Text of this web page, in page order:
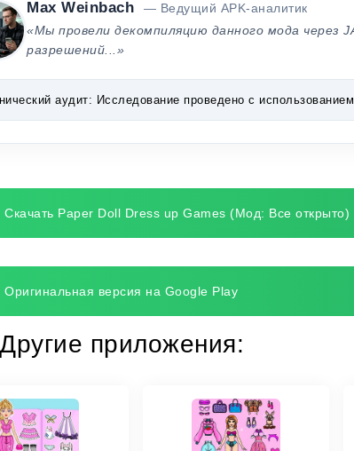
Max Weinbach
— Ведущий APK-аналитик
«Мы провели декомпиляцию данного мода через
разрешений...»
аудит: Исследование проведено с
Скачать Paper Doll Dress up Games (Мод: Все открыто)
Оригинальная версия на Google Play
Другие приложения: